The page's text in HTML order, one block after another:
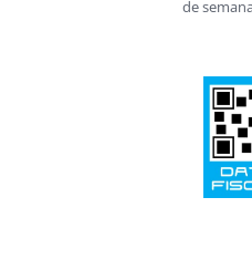
Playas de colon, vacaciones